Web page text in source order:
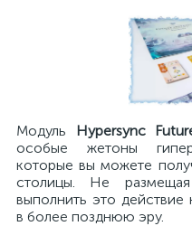
Модуль Hypersync
особые жетоны
которые вы можете
столицы. Не
выполнить это действие
в более позднюю эру.